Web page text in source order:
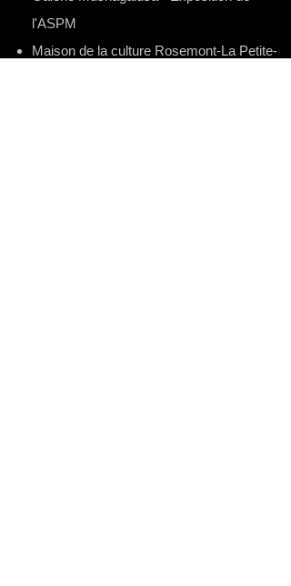
l'ASPM
Maison de la culture Rosemont-La Petite-